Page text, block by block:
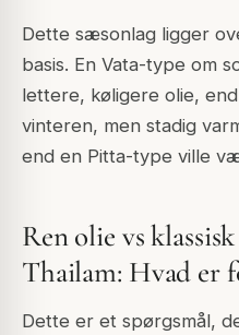
Dette sæsonlag ligger
basis. En Vata-type om
lettere, køligere olie,
vinteren, men stadig
end en Pitta-type ville
Ren olie vs
Thailam: Hvad er
Dette er et spørgsmål,